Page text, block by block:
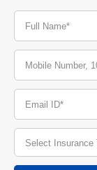
Full Name*
Mobile Number,
Email ID*
Select Insurance